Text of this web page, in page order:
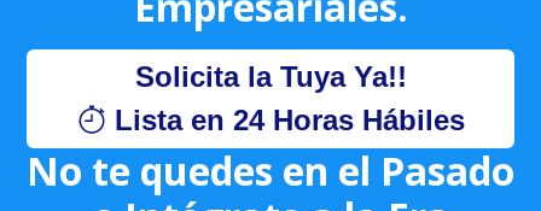
Solicita la Tuya Ya!!
Lista en 24 Horas Hábiles
No te quedes en el Pasado